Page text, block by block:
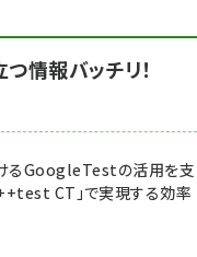
情報バッチリ！
るGoogleTestの活用を支
CT」で実現する効率